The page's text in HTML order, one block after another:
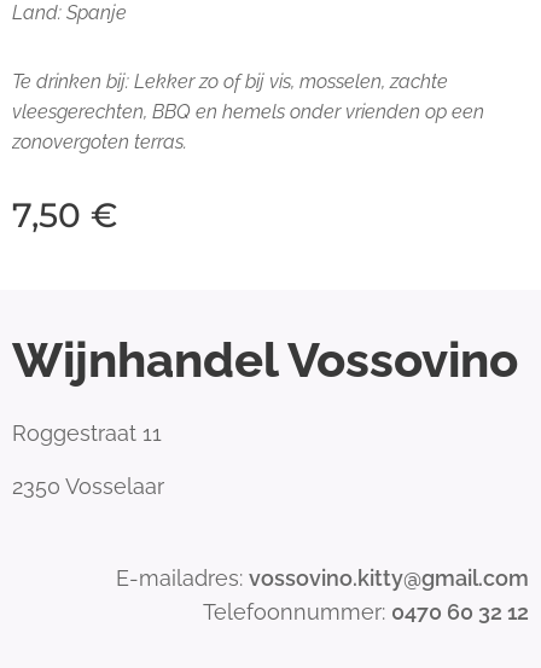
Land: Spanje
Te drinken bij: Lekker zo of bij vis, mosselen, zachte
vleesgerechten, BBQ en hemels onder vrienden op een
zonovergoten terras.
7,50 €
Wijnhandel Vossovino
Roggestraat 11
2350 Vosselaar
E-mailadres: vossovino.kitty@gmail.com
Telefoonnummer: 0470 60 32 12